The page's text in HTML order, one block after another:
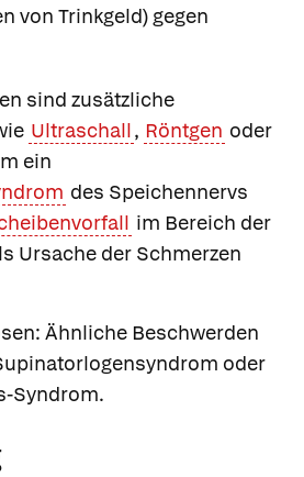
von Trinkgeld) gegen
sind zusätzliche
Ultraschall, Röntgen oder
ein
des Speichennervs
im Bereich der
Ursache der Schmerzen
Ähnliche Beschwerden
oder
Syndrom.